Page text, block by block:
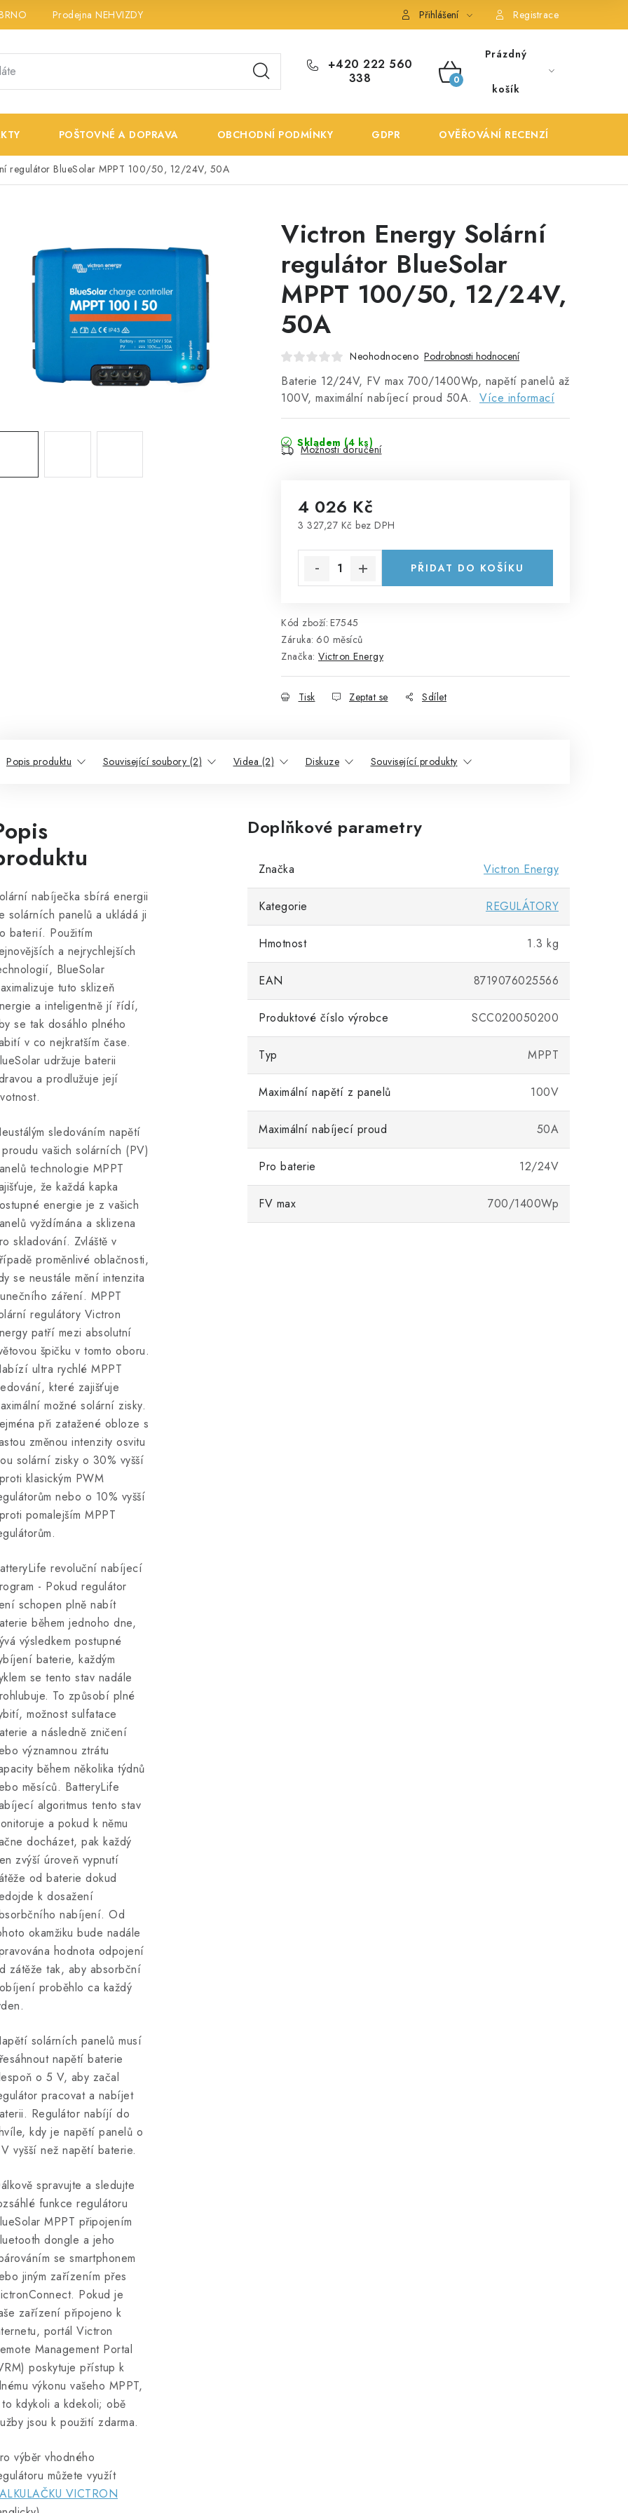
Prodejna NEHVIZDY POŠTOVNÉ A DOPRAVA OBCHODNÍ PODMÍNKY
Přihlášení Registrace
+420 222 560
338
NÁKUPNÍ
Prázdný
košík
POŠTOVNÉ A DOPRAVA OBCHODNÍ PODMÍNKY GDPR OVĚŘOVÁNÍ RECENZÍ
regulátor BlueSolar MPPT 100/50, 12/24V, 50A
Victron Energy Solární
regulátor BlueSolar
MPPT 100/50, 12/24V,
50A
Neohodnoceno Podrobnosti hodnocení
Baterie 12/24V, FV max 700/1400Wp, napětí panelů až
100V, maximální nabíjecí proud 50A. Více informací
Skladem (4 ks)
Možnosti doručení
4 026 Kč
3 327,27 Kč bez DPH
PŘIDAT DO KOŠÍKU
Kód zboží: E7545
Záruka: 60 měsíců
Značka: Victron Energy
Tisk Zeptat se Sdílet
Popis produktu Související soubory (2) Videa (2) Diskuze Související produkty
nabíječka sbírá energii
solárních panelů a ukládá ji
baterií. Použitím
a nejrychlejších
BlueSolar
tuto sklizeň
a inteligentně jí řídí,
se tak dosáhlo plného
v co nejkratším čase.
udržuje baterii
a prodlužuje její
sledováním napětí
vašich solárních (PV)
technologie MPPT
že každá kapka
energie je z vašich
vyždímána a sklizena
skladování. Zvláště v
proměnlivé oblačnosti,
se neustále mění intenzita
záření. MPPT
regulátory Victron
patří mezi absolutní
špičku v tomto oboru.
ultra rychlé MPPT
které zajišťuje
možné solární zisky.
při zatažené obloze s
změnou intenzity osvitu
solární zisky o 30% vyšší
klasickým PWM
nebo o 10% vyšší
pomalejším MPPT
revoluční nabíjecí
- Pokud regulátor
schopen plně nabít
během jednoho dne,
výsledkem postupné
baterie, každým
se tento stav nadále
To způsobí plné
možnost sulfatace
a následně zničení
významnou ztrátu
během několika týdnů
měsíců. BatteryLife
algoritmus tento stav
a pokud k němu
docházet, pak každý
zvýší úroveň vypnutí
od baterie dokud
k dosažení
nabíjení. Od
okamžiku bude nadále
hodnota odpojení
zátěže tak, aby absorbční
proběhlo ca každý
solárních panelů musí
napětí baterie
o 5 V, aby začal
pracovat a nabíjet
Regulátor nabíjí do
kdy je napětí panelů o
vyšší než napětí baterie.
spravujte a sledujte
funkce regulátoru
MPPT připojením
dongle a jeho
se smartphonem
jiným zařízením přes
Pokud je
zařízení připojeno k
portál Victron
Management Portal
poskytuje přístup k
výkonu vašeho MPPT,
kdykoli a kdekoli; obě
jsou k použití zdarma.
výběr vhodného
můžete využít
VICTRON
Doplňkové parametry
Značka Victron Energy
Kategorie REGULÁTORY
Hmotnost 1.3 kg
EAN 8719076025566
Produktové číslo výrobce SCC020050200
Typ MPPT
Maximální napětí z panelů 100V
Maximální nabíjecí proud 50A
Pro baterie 12/24V
FV max 700/1400Wp